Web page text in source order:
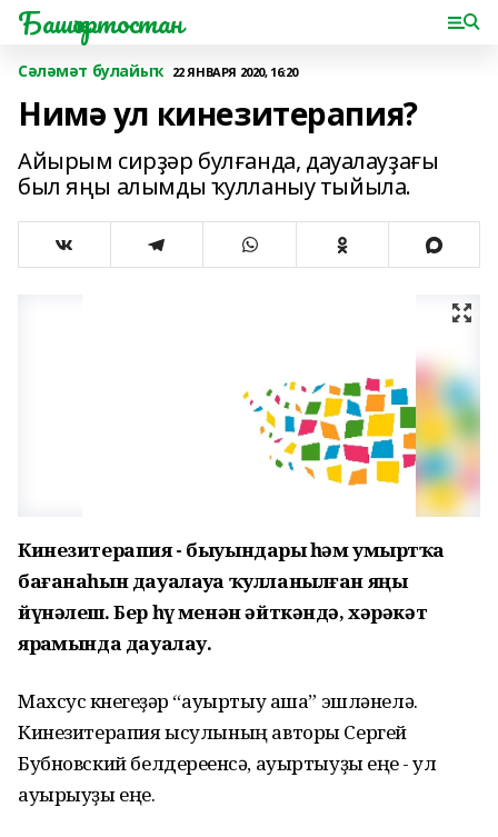
Башҡортостан
Сәләмәт булайыҡ 22 ЯНВАРЯ 2020, 16:20
Нимә ул кинезитерапия?
Айырым сирҙәр булғанда, дауалауҙағы
был яңы алымды ҡулланыу тыйыла.
Кинезитерапия - быуындарҙы һәм умыртҡа
бағанаһын дауалауҙа ҡулланылған яңы
йүнәлеш. Бер һүҙ менән әйткәндә, хәрәкәт
ярҙамында дауалау.
Махсус күнегеүҙәр “ауыртыу аша” эшләнелә.
Кинезитерапия ысулының авторы Сергей
Бубновский белдереүенсә, ауыртыуҙы еңеү - ул
ауырыуҙы еңеү.